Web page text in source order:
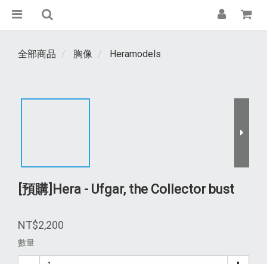
全部商品 胸像 Heramodels
[預購]Hera - Ufgar, the Collector bust
NT$2,200
數量